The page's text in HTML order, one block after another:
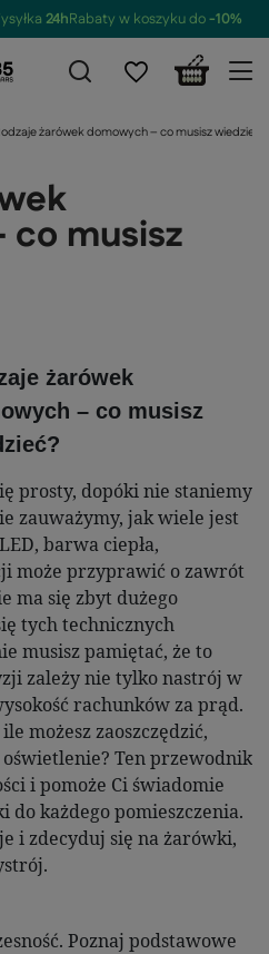
24hRabaty w koszyku do-10%
żarówek domowych – co musisz wiedzieć?
musisz
żarówek
– co musisz
prosty, dopóki nie staniemy
zauważymy, jak wiele jest
barwa ciepła,
może przyprawić o zawrót
ma się zbyt dużego
tych technicznych
musisz pamiętać, że to
zależy nie tylko nastrój w
rachunków za prąd.
możesz zaoszczędzić,
Ten przewodnik
i pomoże Ci świadomie
każdego pomieszczenia.
i zdecyduj się na żarówki,
Poznaj podstawowe